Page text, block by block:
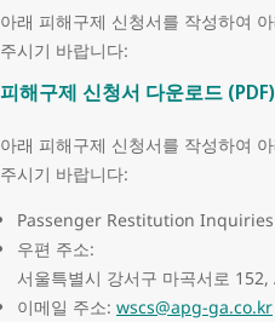
아래 피해구제 신청서를 작성하여
주시기 바랍니다:
피해구제 신청서 다운로드 (PDF)
아래 피해구제 신청서를 작성하여
주시기 바랍니다:
Passenger Restitution Inquiries
우편 주소:
서울특별시 강서구 마곡서로
이메일 주소: wscs@apg-ga.co.kr